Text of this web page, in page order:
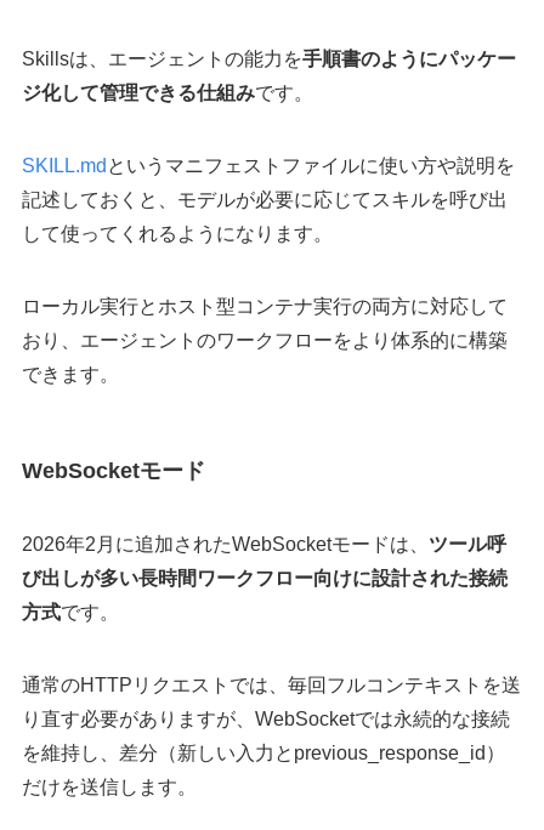
Skillsは、エージェントの能力を手順書のようにパッケー
ジ化して管理できる仕組みです。
SKILL.md というマニフェストファイルに使い方や説明を
記述しておくと、モデルが必要に応じてスキルを呼び出
して使ってくれるようになります。
ローカル実行とホスト型コンテナ実行の両方に対応して
おり、エージェントのワークフローをより体系的に構築
できます。
WebSocketモード
2026年2月に追加されたWebSocketモードは、 ツール呼
び出しが多い長時間ワークフロー向けに設計された接続
方式です。
通常のHTTPリクエストでは、毎回フルコンテキストを送
り直す必要がありますが、WebSocketでは永続的な接続
を維持し、差分（新しい入力とprevious_response_id）
だけを送信します。